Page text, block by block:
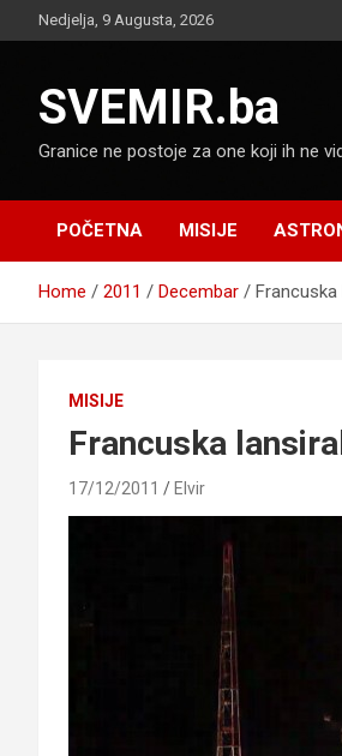
to
Nedjelja, 9 Augusta, 2026
SVEMIR.ba
Granice ne postoje za one koji ih ne
POČETNA MISIJE
Home 2011 Decembar
MISIJE
Francuska
17/12/2011 Elvir